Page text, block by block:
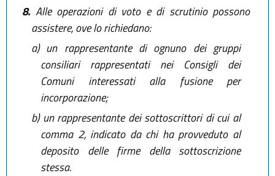
8.Alle operazioni di voto e di scrutinio possono
assistere, ove lo richiedano:
a)un rappresentante di ognuno dei gruppi
consiliari rappresentati nei Consigli dei
Comuni interessati alla fusione per
incorporazione;
b)un rappresentante dei sottoscrittori di cui al
comma 2, indicato da chi ha provveduto al
deposito delle firme della sottoscrizione
stessa.